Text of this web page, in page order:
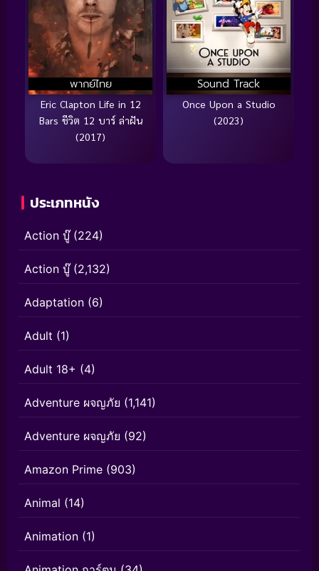
พากย์ไทย
Eric Clapton Life in 12
Bars ชีวิต 12 บาร์ ล่าฝัน
(2017)
Sound Track
Once Upon a Studio
(2023)
ประเภทหนัง
Action บู๊(224)
Action บู๊(2,132)
Adaptation (6)
Adult (1)
Adult 18+ (4)
Adventure ผจญภัย (1,141)
Adventure ผจญภัย (92)
Amazon Prime (903)
Animal (14)
Animation (1)